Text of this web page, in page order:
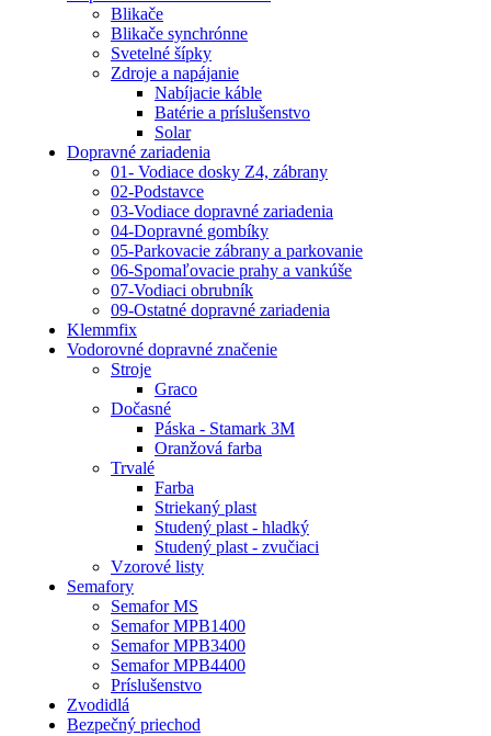
Blikače
Blikače synchrónne
Svetelné šípky
Zdroje a napájanie
Nabíjacie káble
Batérie a príslušenstvo
Solar
Dopravné zariadenia
01- Vodiace dosky Z4, zábrany
02-Podstavce
03-Vodiace dopravné zariadenia
04-Dopravné gombíky
05-Parkovacie zábrany a parkovanie
06-Spomaľovacie prahy a vankúše
07-Vodiaci obrubník
09-Ostatné dopravné zariadenia
Klemmfix
Vodorovné dopravné značenie
Stroje
Graco
Dočasné
Páska - Stamark 3M
Oranžová farba
Trvalé
Farba
Striekaný plast
Studený plast - hladký
Studený plast - zvučiaci
Vzorové listy
Semafory
Semafor MS
Semafor MPB1400
Semafor MPB3400
Semafor MPB4400
Príslušenstvo
Zvodidlá
Bezpečný priechod